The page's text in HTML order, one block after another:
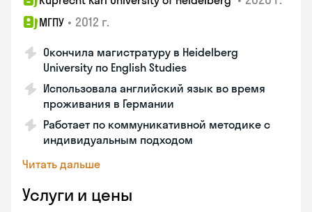
МГПУ • 2012 г.
Окончила магистратуру в Heidelberg
University по English Studies
Использовала английский язык во время
проживания в Германии
Работает по коммуникативной методике с
индивидуальным подходом
Читать дальше
Услуги и цены